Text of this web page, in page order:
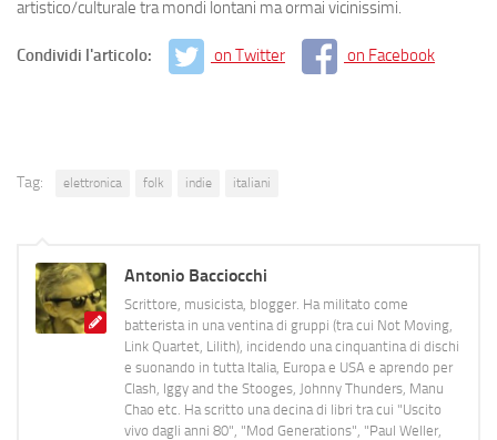
artistico/culturale tra mondi lontani ma ormai vicinissimi.
Condividi l'articolo: on Twitter on Facebook
Tag: elettronica folk indie italiani
Antonio Bacciocchi
Scrittore, musicista, blogger. Ha militato come
batterista in una ventina di gruppi (tra cui Not Moving,
Link Quartet, Lilith), incidendo una cinquantina di dischi
e suonando in tutta Italia, Europa e USA e aprendo per
Clash, Iggy and the Stooges, Johnny Thunders, Manu
Chao etc. Ha scritto una decina di libri tra cui "Uscito
vivo dagli anni 80", "Mod Generations", "Paul Weller,